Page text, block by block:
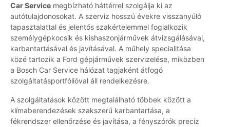
Car Service megbízható háttérrel szolgálja ki az
autótulajdonosokat. A szerviz hosszú évekre visszanyúló
tapasztalattal és jelentős szakértelemmel foglalkozik
személygépkocsik és kishaszonjárművek átvizsgálásával,
karbantartásával és javításával. A műhely specialitása
közé tartozik a Ford gépjárművek szervizelése, miközben
a Bosch Car Service hálózat tagjaként átfogó
szolgáltatásportfólióval áll rendelkezésre.
A szolgáltatások között megtalálható többek között a
klímaberendezések szakszerű karbantartása, a
fékrendszer ellenőrzése és javítása, a fényszórók precíz